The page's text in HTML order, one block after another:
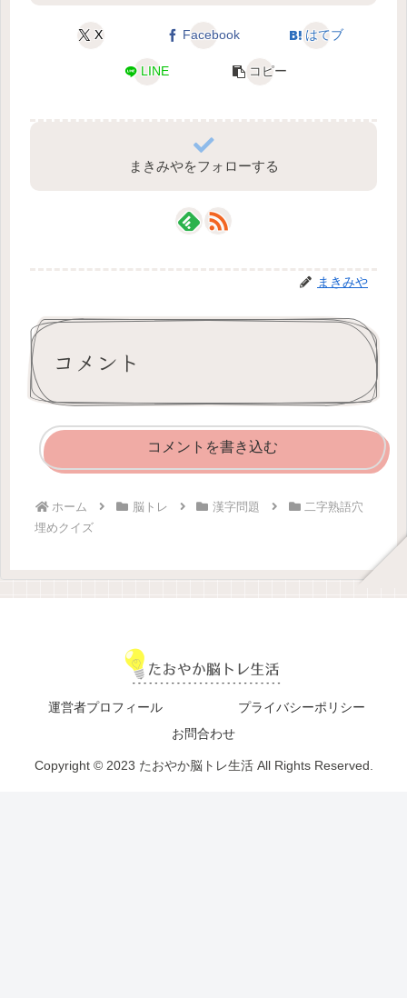
X Facebook はてブ
LINE コピー
まきみやをフォローする
まきみや
コメント
コメントを書き込む
ホーム 脳トレ 漢字問題
二字熟語穴
埋めクイズ
運営者プロフィール
プライバシーポリシー
お問合わせ
Copyright © 2023 たおやか脳トレ生活 All Rights Reserved.